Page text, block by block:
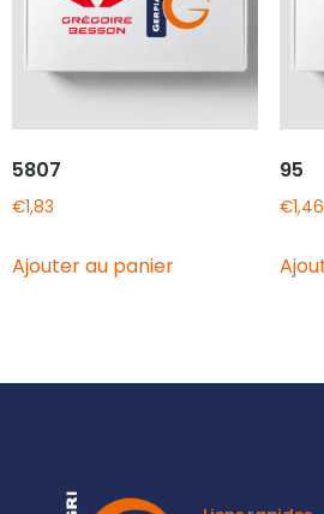
5807
€1,83
Ajouter au panier
95
€1,46